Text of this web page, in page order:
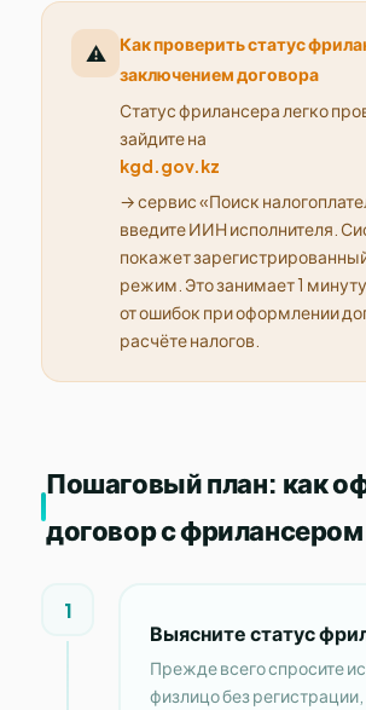
⚠️
Как проверить статус
заключением договора
Статус фрилансера легко
зайдите на
kgd.gov.kz
→ сервис «Поиск
введите ИИН исполнителя.
покажет
режим. Это занимает 1
от ошибок при оформлении
расчёте налогов.
Пошаговый план: как
договор с
1
Выясните статус
Прежде всего спросите
физлицо без регистрации,